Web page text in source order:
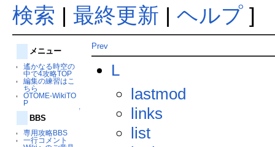
検索 | 最終更新 | ヘルプ]
メニュー
遙かなる時空の
中で4攻略TOP
編集の練習はこ
ちら
OTOME-WikiTO
P
↑
BBS
専用攻略BBS
一行コメント
Prev
L
lastmod
links
list